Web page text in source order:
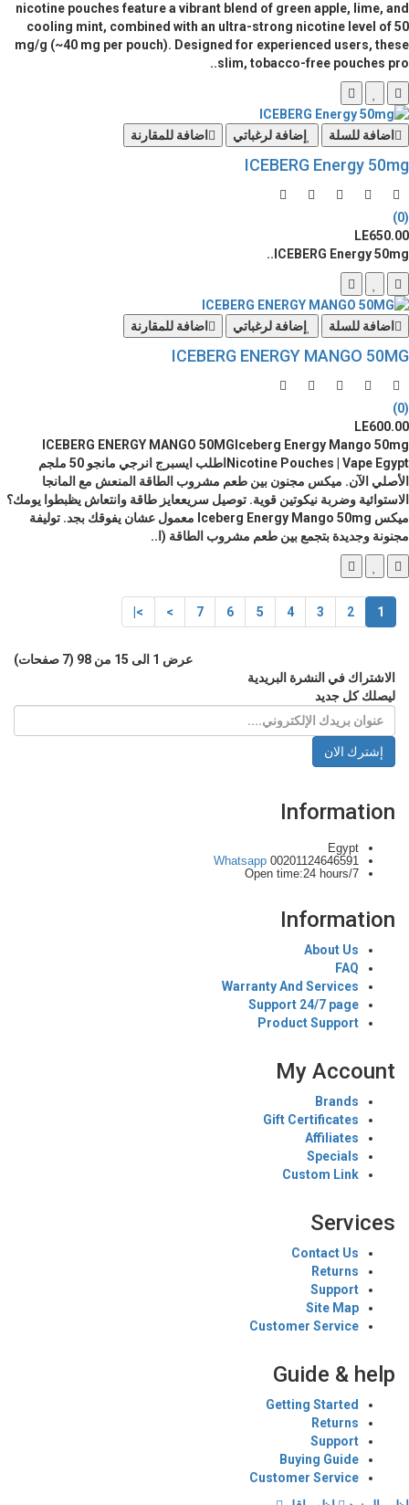
nicotine pouches feature a vibrant blend of green apple, lime, and
cooling mint, combined with an ultra-strong nicotine level of 50
mg/g (~40 mg per pouch). Designed for experienced users, these
slim, tobacco-free pouches pro..
اضافة للسلة إضافة لرغباتي اضافة للمقارنة
ICEBERG Energy 50mg
(0)
LE650.00
ICEBERG Energy 50mg..
اضافة للسلة إضافة لرغباتي اضافة للمقارنة
ICEBERG ENERGY MANGO 50MG
(0)
LE600.00
ICEBERG ENERGY MANGO 50MGIceberg Energy Mango 50mg
Nicotine Pouches | Vape Egyptاطلب ايسبرج انرجي مانجو 50 ملجم
الأصلي الآن. ميكس مجنون بين طعم مشروب الطاقة المنعش مع المانجا
الاستوائية وضربة نيكوتين قوية. توصيل سريععايز طاقة وانتعاش يظبطوا يومك؟
ميكس Iceberg Energy Mango 50mg معمول عشان يفوقك بجد. توليفة
مجنونة وجديدة بتجمع بين طعم مشروب الطاقة (ا..
1
2
3
4
5
6
7
>
>|
عرض 1 الى 15 من 98 (7 صفحات)
الاشتراك في النشرة البريدية
ليصلك كل جديد
إشترك الان
Information
Egypt
00201124646591
Whatsapp
Open time:24 hours/7
Information
About Us
FAQ
Warranty And Services
Support 24/7 page
Product Support
My Account
Brands
Gift Certificates
Affiliates
Specials
Custom Link
Services
Contact Us
Returns
Support
Site Map
Customer Service
Guide & help
Getting Started
Returns
Support
Buying Guide
Customer Service